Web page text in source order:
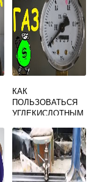
КАК
ПОЛЬЗОВАТЬСЯ
УГЛЕКИСЛОТНЫМ
ПРИ СВАРКЕ
ПОЛУАВТОМАТОМ